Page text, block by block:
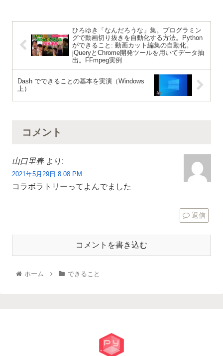
ひろゆき「なんだろうな」集。プログラミン
グで動画切り抜きを自動化する方法。Python
ができること: 動画カット編集の自動化。
jQueryとChrome開発ツールを用いてデータ抽
出。FFmpeg実例
Dash でできることの基本を実演（Windows
上）
コメント
山口里春 より:
2021年5月29日 8:08 PM
コラボラトリーってよんでました
返信
コメントを書き込む
ホーム できること